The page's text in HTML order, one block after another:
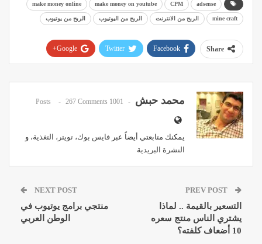
adsense
CPM
make money on youtube
make money online
mine craft الربح من الانترنت الربح من اليوتيوب الربح من يوتيوب
Share
Facebook
Twitter
Google+
محمد حبش 1001 Posts
267 Comments
يمكنك متابعتي أيضاً عبر فايس بوك، تويتر ، التغذية، و
النشرة البريدية
التسعير بالقيمة .. لماذا
يشتري الناس منتج سعره
10 أضعاف كلفته؟
NEXT POST
منتجي برامج يوتيوب في
الوطن العربي